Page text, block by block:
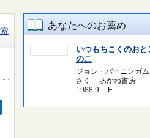
あなたへのお薦め
いつもちこくのおと
のこ
ジョン・バーニンガム
さく -- あかね書房 --
1988.9 -- E